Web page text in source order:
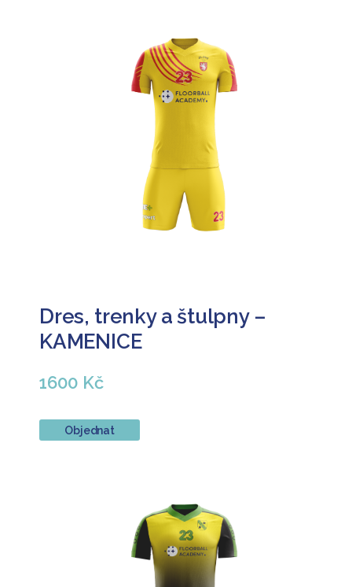
Dres, trenky a štulpny –
KAMENICE
1600 Kč
Objednat